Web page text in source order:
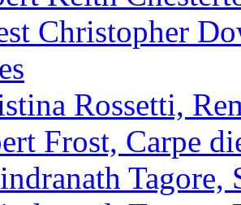
Christopher
Rossetti,
Frost, Carpe